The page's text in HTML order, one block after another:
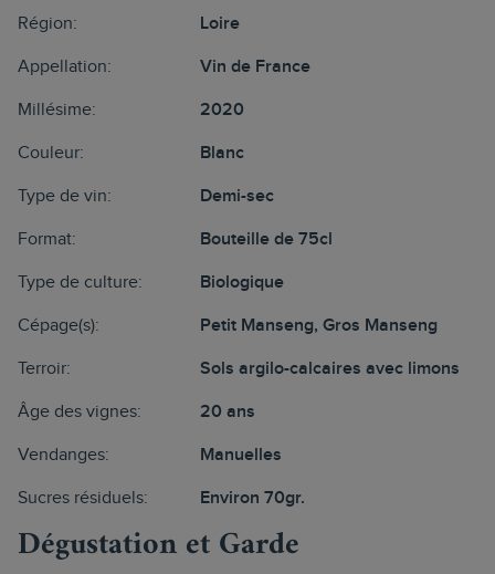
Région: Loire
Appellation: Vin de France
Millésime: 2020
Couleur: Blanc
Type de vin: Demi-sec
Format: Bouteille de 75cl
Type de culture: Biologique
Cépage(s): Petit Manseng, Gros Manseng
Terroir: Sols argilo-calcaires avec limons
Âge des vignes: 20 ans
Vendanges: Manuelles
Sucres résiduels: Environ 70gr.
Dégustation et Garde